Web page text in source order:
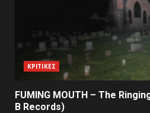
ΚΡΙΤΙΚΕΣ
FUMING MOUTH – The
B Records)